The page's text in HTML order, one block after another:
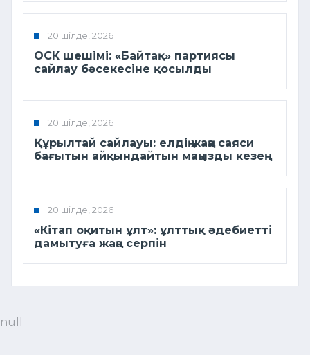
20 шілде, 2026
ОСК шешімі: «Байтақ» партиясы
сайлау бәсекесіне қосылды
20 шілде, 2026
Құрылтай сайлауы: елдің жаңа саяси
бағытын айқындайтын маңызды кезең
20 шілде, 2026
«Кітап оқитын ұлт»: ұлттық әдебиетті
дамытуға жаңа серпін
null